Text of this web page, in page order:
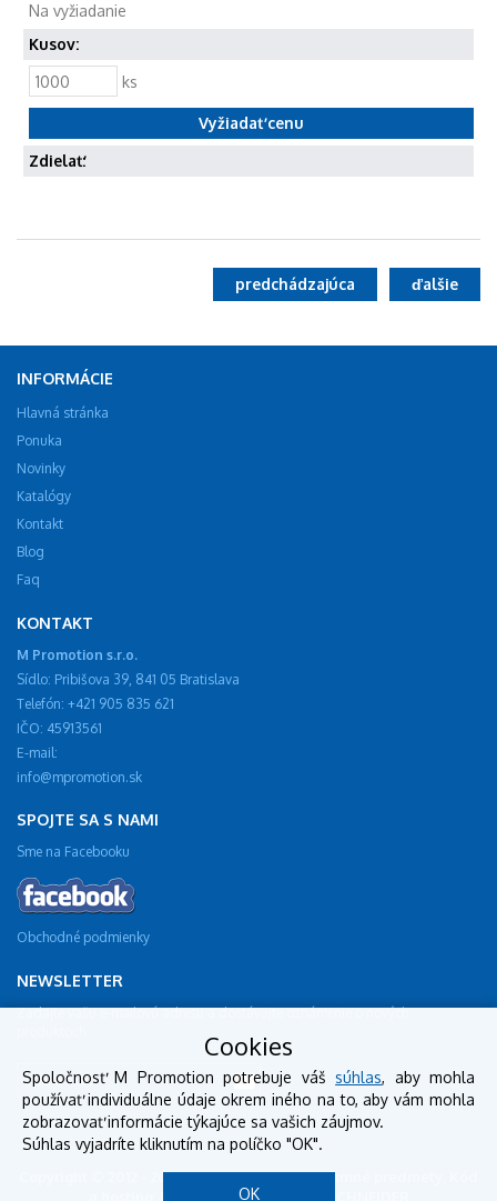
Na vyžiadanie
Kusov:
ks
Zdielať:
ďalšie
predchádzajúca
INFORMÁCIE
Hlavná stránka
Ponuka
Novinky
Katalógy
Kontakt
Blog
Faq
KONTAKT
M Promotion s.r.o.
Sídlo: Pribišova 39, 841 05 Bratislava
Telefón: +421 905 835 621
IČO: 45913561
E-mail:
info@mpromotion.sk
SPOJTE SA S NAMI
Sme na Facebooku
Obchodné podmienky
NEWSLETTER
Zadajte vašu e-mailovú adresu a dostávajte oznámenie o nových
Copyright © 2012 - 2018 mpromotion.sk - reklamné predmety, Kód
a hosting: BestSite, Design: StudioSCHNEIDER
Cookies
Spoločnosť M Promotion potrebuje vášsúhlas, aby mohla
používať individuálne údaje okrem iného na to, aby vám mohla
zobrazovať informácie týkajúce sa vašich záujmov.
Súhlas vyjadríte kliknutím na políčko "OK".
OK